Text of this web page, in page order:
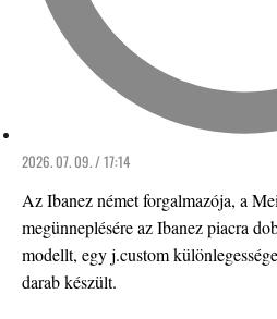
2026. 07. 09. / 17:14
Az Ibanez német forgalmazója, a
megünneplésére az Ibanez piacra
modellt, egy j.custom
darab készült.